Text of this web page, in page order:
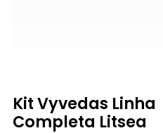
Kit Vyvedas Linha
Completa Litsea